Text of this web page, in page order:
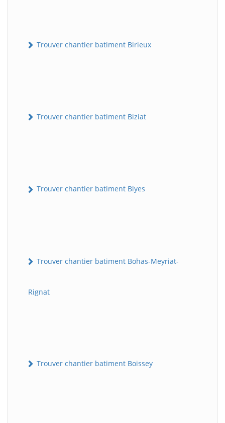
Trouver chantier batiment Birieux
Trouver chantier batiment Biziat
Trouver chantier batiment Blyes
Trouver chantier batiment Bohas-Meyriat-
Rignat
Trouver chantier batiment Boissey